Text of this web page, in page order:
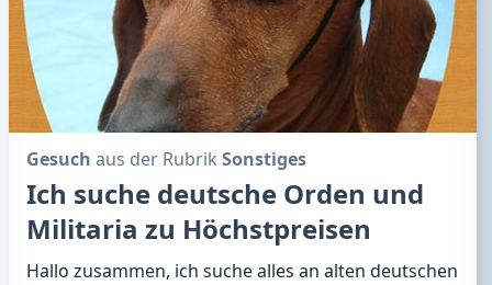
Gesuch aus der Rubrik Sonstiges
Ich suche deutsche Orden und
Militaria zu Höchstpreisen
Hallo zusammen, ich suche alles an alten deutschen